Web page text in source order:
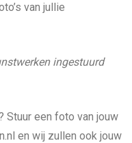
van jullie
ingestuurd
Stuur een foto van jouw
en wij zullen ook jouw